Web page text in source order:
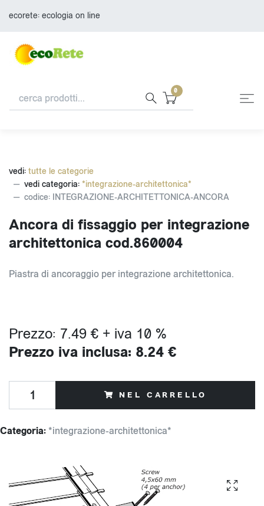
ecorete: ecologia on line
0
vedi: tutte le categorie
vedi categoria: *integrazione-architettonica*
codice: INTEGRAZIONE-ARCHITETTONICA-ANCORA
Ancora di fissaggio per integrazione
architettonica cod.860004
Piastra di ancoraggio per integrazione architettonica.
Prezzo: 7.49 € + iva 10 %
Prezzo iva inclusa: 8.24 €
NEL CARRELLO
Categoria: *integrazione-architettonica*